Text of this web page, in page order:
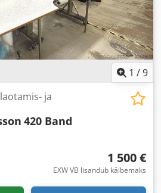
1 /9
ja
420 Band
1 500 €
EXW VB lisandub käibemaks